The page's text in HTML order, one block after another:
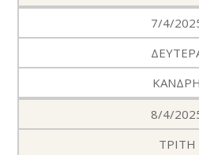
7/4/
ΚΑΝΔΡΗ
8/4/
ΤΡΙΤΗ